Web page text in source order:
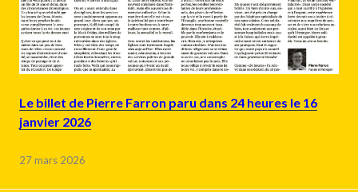
Le billet de Pierre Farron paru dans 24 heures le 16
janvier 2026
27 mars 2026